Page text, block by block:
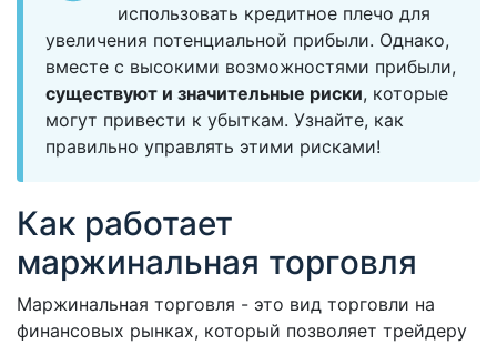
использовать кредитное плечо для
увеличения потенциальной прибыли. Однако,
вместе с высокими возможностями прибыли,
существуют и значительные риски, которые
могут привести к убыткам. Узнайте, как
правильно управлять этими рисками!
Как работает
маржинальная торговля
Маржинальная торговля - это вид торговли на
финансовых рынках, который позволяет трейдеру